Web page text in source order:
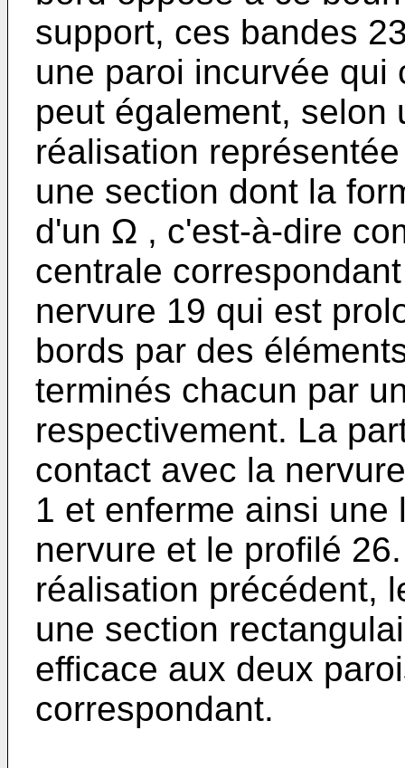
support, ces bandes
une paroi incurvée qui
peut également, selon
réalisation
une section dont la
d'un Ω , c'est-à-dire
centrale
nervure 19 qui est
bords par des
terminés chacun par
respectivement. La
contact avec la
1 et enferme ainsi
nervure et le profilé
réalisation précédent,
une section
efficace aux deux
correspondant.